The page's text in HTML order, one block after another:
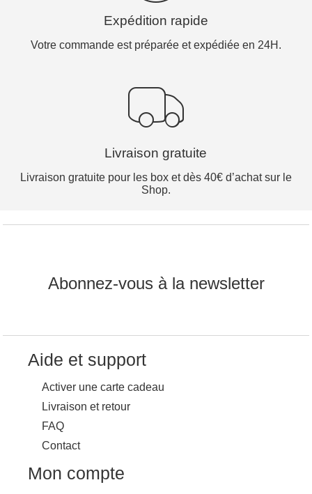
Expédition rapide
Votre commande est préparée et expédiée en 24H.
Livraison gratuite
Livraison gratuite pour les box et dès 40€ d’achat sur le
Shop.
Abonnez-vous à la newsletter
Aide et support
Activer une carte cadeau
Livraison et retour
FAQ
Contact
Mon compte